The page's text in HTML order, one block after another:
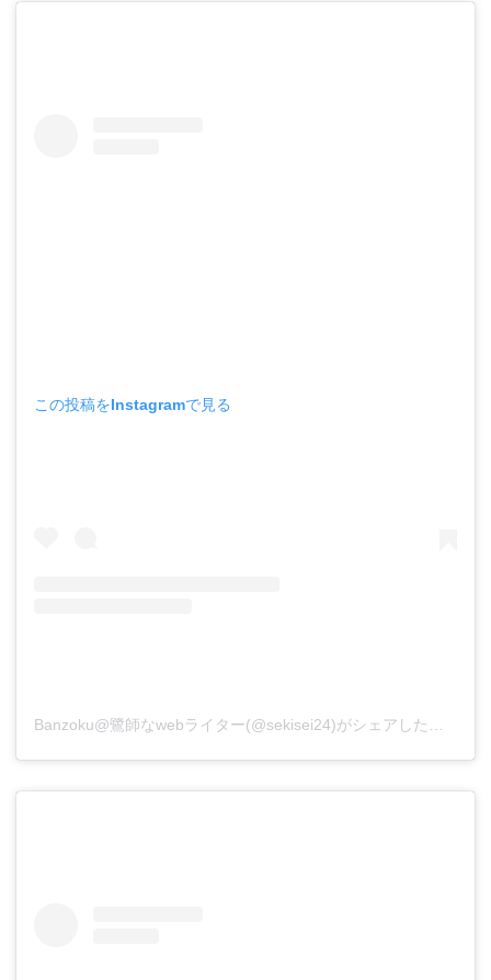
この投稿をInstagramで見る
Banzoku@鷺師なwebライター(@sekisei24)がシェアした投稿